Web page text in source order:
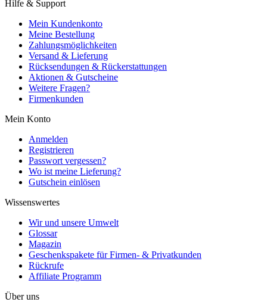
Hilfe & Support
Mein Kundenkonto
Meine Bestellung
Zahlungsmöglichkeiten
Versand & Lieferung
Rücksendungen & Rückerstattungen
Aktionen & Gutscheine
Weitere Fragen?
Firmenkunden
Mein Konto
Anmelden
Registrieren
Passwort vergessen?
Wo ist meine Lieferung?
Gutschein einlösen
Wissenswertes
Wir und unsere Umwelt
Glossar
Magazin
Geschenkspakete für Firmen- & Privatkunden
Rückrufe
Affiliate Programm
Über uns